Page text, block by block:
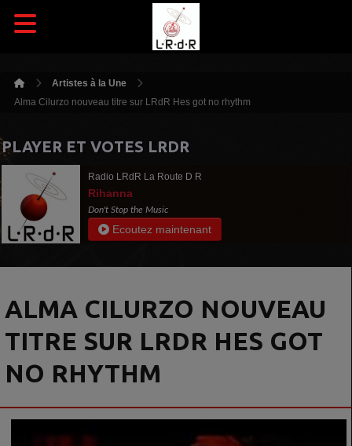
Artistes à la Une
Alma Cilurzo nouveau titre sur LRdR Hes got no rhythm
PLAYER ET VOTES LRDR
Radio LRdR La Route D R
Rihanna
Don't Stop the Music
Ecoutez maintenant
ALMA CILURZO NOUVEAU
TITRE SUR LRDR HES GOT
NO RHYTHM